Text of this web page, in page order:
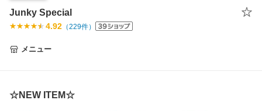
Junky Special
4.92 （229件）
メニュー
☆NEW ITEM☆